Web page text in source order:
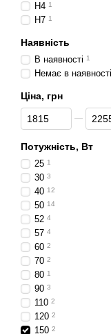
H4 1
H7 1
Наявність
В наявності 1
Немає в наявності
Ціна, грн
Від Ціна, грн
До Ціна, грн
Потужність, Вт
25 1
30 3
40 12
50 14
52 4
57 4
60 2
70 2
80 1
90 3
110 2
120 2
150 2